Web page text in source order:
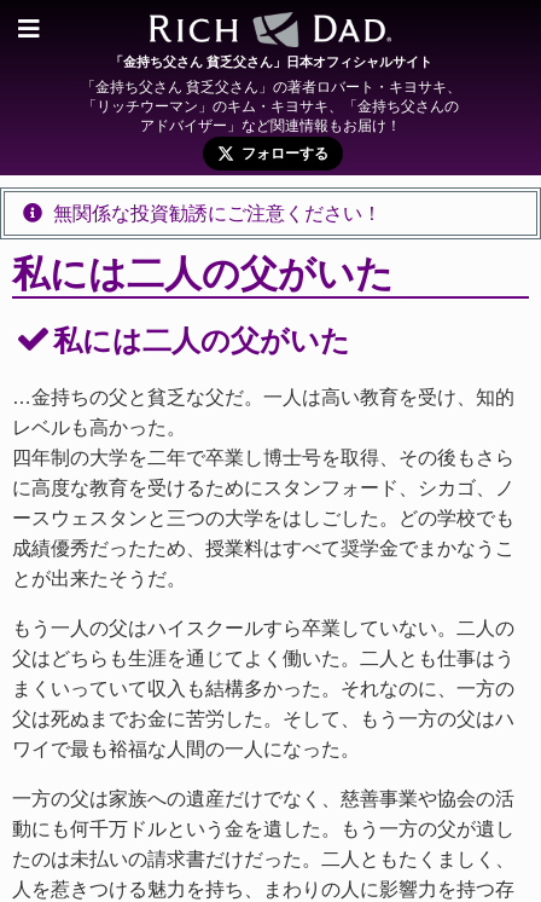
「金持ち父さん 貧乏父さん」日本オフィシャルサイト
「金持ち父さん 貧乏父さん」の著者ロバート・キヨサキ、
「リッチウーマン」のキム・キヨサキ、「金持ち父さんの
アドバイザー」など関連情報もお届け！
フォローする
無関係な投資勧誘にご注意ください！
私には二人の父がいた
私には二人の父がいた
…金持ちの父と貧乏な父だ。一人は高い教育を受け、知的
レベルも高かった。
四年制の大学を二年で卒業し博士号を取得、その後もさら
に高度な教育を受けるためにスタンフォード、シカゴ、ノ
ースウェスタンと三つの大学をはしごした。どの学校でも
成績優秀だったため、授業料はすべて奨学金でまかなうこ
とが出来たそうだ。
もう一人の父はハイスクールすら卒業していない。二人の
父はどちらも生涯を通じてよく働いた。二人とも仕事はう
まくいっていて収入も結構多かった。それなのに、一方の
父は死ぬまでお金に苦労した。そして、もう一方の父はハ
ワイで最も裕福な人間の一人になった。
一方の父は家族への遺産だけでなく、慈善事業や協会の活
動にも何千万ドルという金を遺した。もう一方の父が遺し
たのは未払いの請求書だけだった。二人ともたくましく、
人を惹きつける魅力を持ち、まわりの人に影響力を持つ存